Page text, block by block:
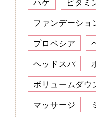
ファンデーショ
プロペシア
ヘッドスパ
ボリュームダウ
マッサージ